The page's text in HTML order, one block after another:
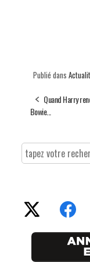
Publié dans
Quand Harry
Bowie...